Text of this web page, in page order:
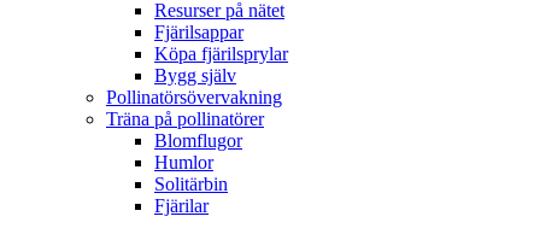
Resurser på nätet
Fjärilsappar
Köpa fjärilsprylar
Bygg själv
Pollinatörsövervakning
Träna på pollinatörer
Blomflugor
Humlor
Solitärbin
Fjärilar